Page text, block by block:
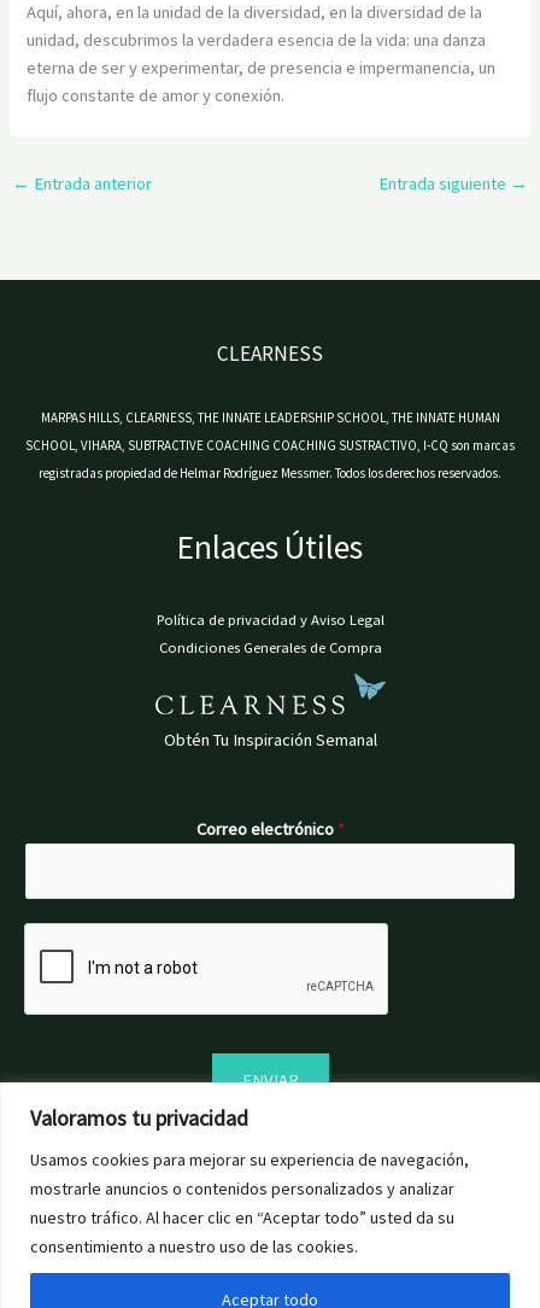
Valoramos tu privacidad
Usamos cookies para mejorar su experiencia de navegación,
mostrarle anuncios o contenidos personalizados y analizar
nuestro tráfico. Al hacer clic en “Aceptar todo” usted da su
consentimiento a nuestro uso de las cookies.
Aceptar todo
Aquí, ahora, en la unidad de la diversidad, en la diversidad de la
unidad, descubrimos la verdadera esencia de la vida: una danza
eterna de ser y experimentar, de presencia e impermanencia, un
flujo constante de amor y conexión.
← Entrada anterior Entrada siguiente →
CLEARNESS
MARPAS HILLS, CLEARNESS, THE INNATE LEADERSHIP SCHOOL, THE INNATE HUMAN
SCHOOL, VIHARA, SUBTRACTIVE COACHING COACHING SUSTRACTIVO, I-CQ son marcas
registradas propiedad de Helmar Rodríguez Messmer. Todos los derechos reservados.
Enlaces Útiles
Política de privacidad y Aviso Legal
Condiciones Generales de Compra
Obtén Tu Inspiración Semanal
Correo electrónico *
ENVIAR